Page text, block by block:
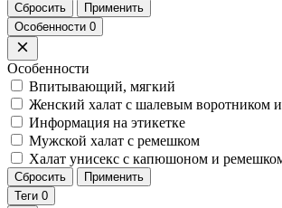
Сбросить
Применить
Особенности 0
Особенности
Впитывающий, мягкий
Женский халат с шалевым воротником
Информация на этикетке
Мужской халат с ремешком
Халат унисекс с капюшоном и
Сбросить
Применить
Теги 0